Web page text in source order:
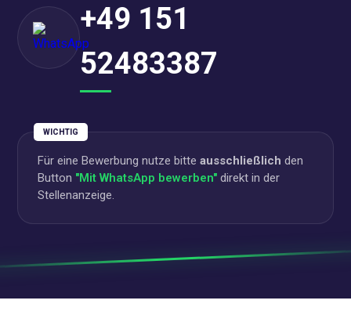
+49 151
52483387
WICHTIG
Für eine Bewerbung nutze bitteausschließlich den
Button "Mit WhatsApp bewerben" direkt in der
Stellenanzeige.